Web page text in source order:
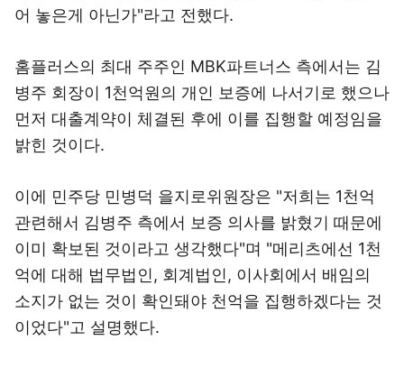
어 놓은게 아닌가"라고 전했다.
홈플러스의 최대 주주인 MBK파트너스 측에서는 김
병주 회장이 1천억원의 개인 보증에 나서기로 했으나
먼저 대출계약이 체결된 후에 이를 집행할 예정임을
밝힌 것이다.
이에 민주당 민병덕 을지로위원장은 "저희는 1천억
관련해서 김병주 측에서 보증 의사를 밝혔기 때문에
이미 확보된 것이라고 생각했다"며 "메리츠에선 1천
억에 대해 법무법인, 회계법인, 이사회에서 배임의
소지가 없는 것이 확인돼야 천억을 집행하겠다는 것
이었다"고 설명했다.